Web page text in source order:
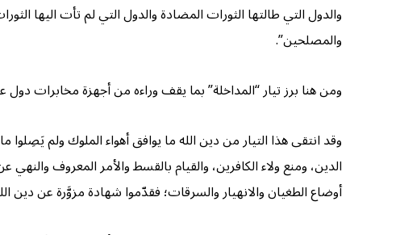
والدول التي طالتها الثورات المضادة والدول التي لم تأت اليها
والمصلحين”.
ومن هنا برز تيار “المداخلة” بما يقف وراءه من أجهزة مخابرات دول
وقد انتقى هذا التيار من دين الله ما يوافق أهواء الملوك ولم
الدين، ومنع ولاء الكافرين، والقيام بالقسط والأمر المعروف
أوضاع الطغيان والانهيار والسرقات؛ فقدّموا شهادة مزوَّرة عن دين